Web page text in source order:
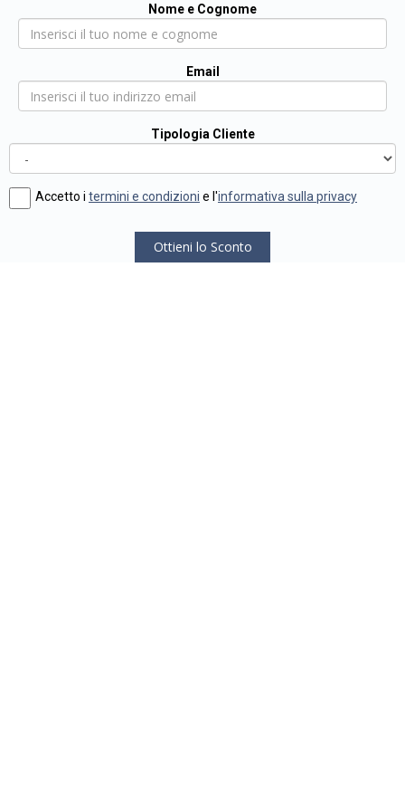
Nome e Cognome
Email
Tipologia Cliente
Accetto i termini e condizioni e l'informativa sulla privacy
Ottieni lo Sconto